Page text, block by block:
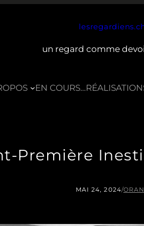
un regard comme
EN COURS…
Première
MAI 24, 2024/